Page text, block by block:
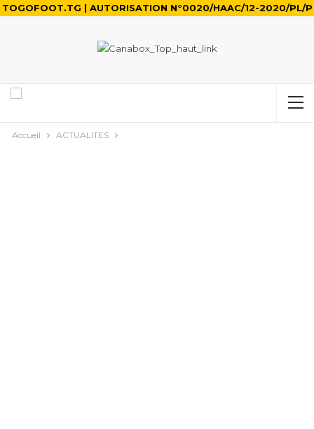
TOGOFOOT.TG | AUTORISATION N°0020/HAAC/12-2020/PL/P
Accueil ACTUALITES